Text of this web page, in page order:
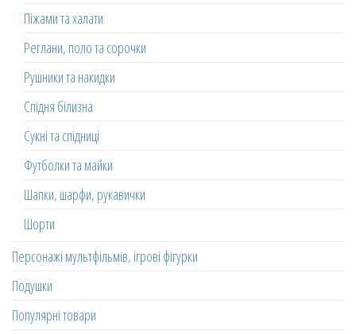
Піжами та халати
Реглани, поло та сорочки
Рушники та накидки
Спідня білизна
Сукні та спідниці
Футболки та майки
Шапки, шарфи, рукавички
Шорти
Персонажі мультфільмів, ігрові фігурки
Подушки
Популярні товари